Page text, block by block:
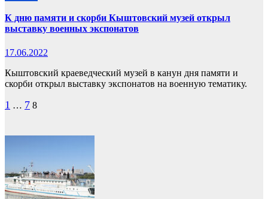
К дню памяти и скорби Кыштовский музей открыл
выставку военных экспонатов
17.06.2022
Кыштовский краеведческий музей в канун дня памяти и
скорби открыл выставку экспонатов на военную тематику.
Пагинация
1 … 7 8